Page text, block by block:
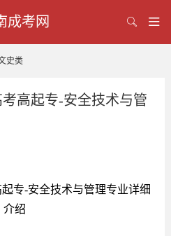
成考网  
史类
高起专-安全技术与管
专-安全技术与管理专业详细
介绍